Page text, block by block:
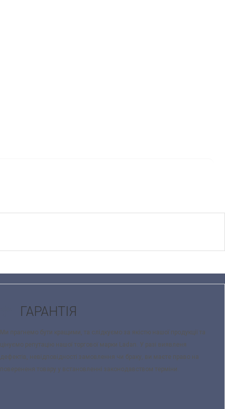
ГАРАНТІЯ
Ми прагнемо бути кращими, та слідкуємо за якістю нашої продукції та
цінуємо репутацію нашої торгової марки Ladan. У разі виявленя
дефектів, невідповідності замовлення чи браку, ви маєте право на
поверененя товару у встановленні законодавством терміни.